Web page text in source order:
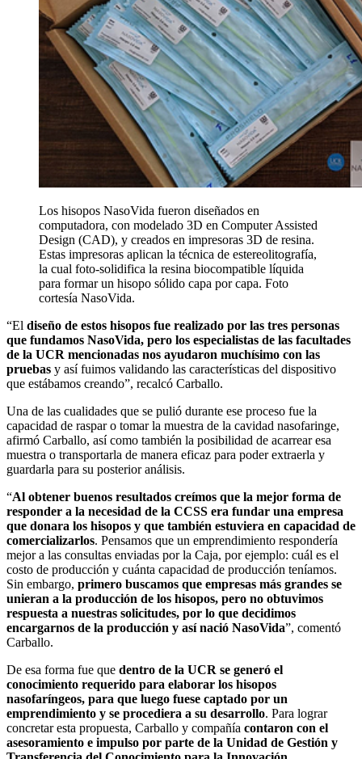
Los hisopos NasoVida fueron diseñados en
computadora, con modelado 3D en Computer Assisted
Design (CAD), y creados en impresoras 3D de resina.
Estas impresoras aplican la técnica de estereolitografía,
la cual foto-solidifica la resina biocompatible líquida
para formar un hisopo sólido capa por capa. Foto
cortesía NasoVida.
“El diseño de estos hisopos fue realizado por las tres personas
que fundamos NasoVida, pero los especialistas de las facultades
de la UCR mencionadas nos ayudaron muchísimo con las
pruebas y así fuimos validando las características del dispositivo
que estábamos creando”, recalcó Carballo.
Una de las cualidades que se pulió durante ese proceso fue la
capacidad de raspar o tomar la muestra de la cavidad nasofaringe,
afirmó Carballo, así como también la posibilidad de acarrear esa
muestra o transportarla de manera eficaz para poder extraerla y
guardarla para su posterior análisis.
“Al obtener buenos resultados creímos que la mejor forma de
responder a la necesidad de la CCSS era fundar una empresa
que donara los hisopos y que también estuviera en capacidad de
comercializarlos. Pensamos que un emprendimiento respondería
mejor a las consultas enviadas por la Caja, por ejemplo: cuál es el
costo de producción y cuánta capacidad de producción teníamos.
Sin embargo, primero buscamos que empresas más grandes se
unieran a la producción de los hisopos, pero no obtuvimos
respuesta a nuestras solicitudes, por lo que decidimos
encargarnos de la producción y así nació NasoVida”, comentó
Carballo.
De esa forma fue que dentro de la UCR se generó el
conocimiento requerido para elaborar los hisopos
nasofaríngeos, para que luego fuese captado por un
emprendimiento y se procediera a su desarrollo. Para lograr
concretar esta propuesta, Carballo y compañía contaron con el
asesoramiento e impulso por parte de la Unidad de Gestión y